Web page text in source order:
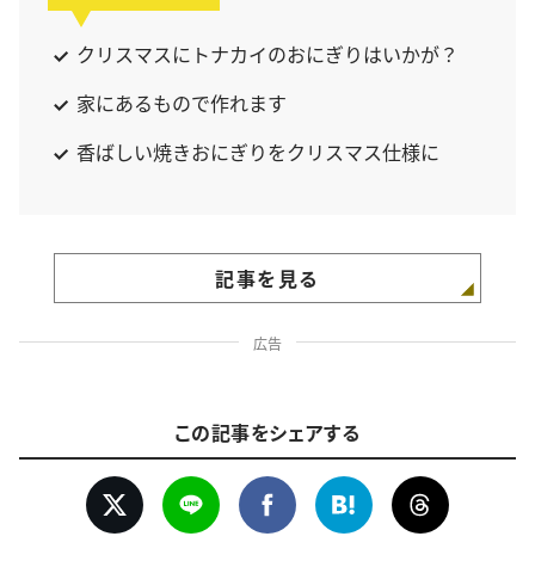
クリスマスにトナカイのおにぎりはいかが？
家にあるもので作れます
香ばしい焼きおにぎりをクリスマス仕様に
記事を見る
広告
この記事をシェアする